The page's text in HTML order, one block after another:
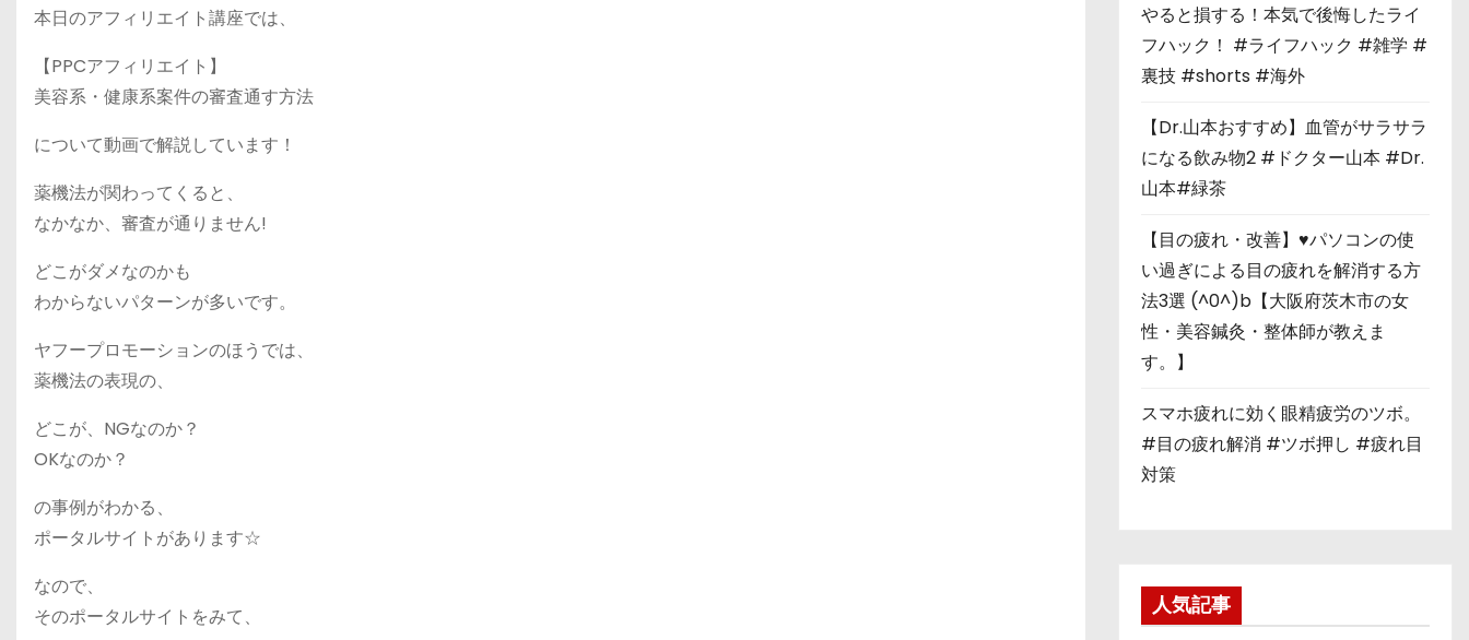
本日のアフィリエイト講座では、
【PPCアフィリエイト】
美容系・健康系案件の審査通す方法
について動画で解説しています！
薬機法が関わってくると、
なかなか、審査が通りません!
どこがダメなのかも
わからないパターンが多いです。
ヤフープロモーションのほうでは、
薬機法の表現の、
どこが、NGなのか？
OKなのか？
の事例がわかる、
ポータルサイトがあります☆
なので、
そのポータルサイトをみて、
やると損する！本気で後悔したライ
フハック！ #ライフハック #雑学 #
裏技 #shorts #海外
【Dr.山本おすすめ】血管がサラサラ
になる飲み物2 #ドクター山本 #Dr.
山本#緑茶
【目の疲れ・改善】♥パソコンの使
い過ぎによる目の疲れを解消する方
法3選 (^0^)b【大阪府茨木市の女
性・美容鍼灸・整体師が教えま
す。】
スマホ疲れに効く眼精疲労のツボ。
#目の疲れ解消 #ツボ押し #疲れ目
対策
人気記事